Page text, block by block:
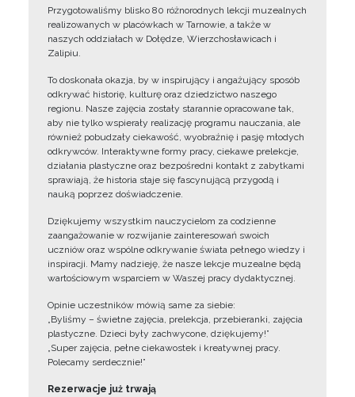
Przygotowaliśmy blisko 80 różnorodnych lekcji muzealnych
realizowanych w placówkach w Tarnowie, a także w
naszych oddziałach w Dołędze, Wierzchosławicach i
Zalipiu.
To doskonała okazja, by w inspirujący i angażujący sposób
odkrywać historię, kulturę oraz dziedzictwo naszego
regionu. Nasze zajęcia zostały starannie opracowane tak,
aby nie tylko wspierały realizację programu nauczania, ale
również pobudzały ciekawość, wyobraźnię i pasję młodych
odkrywców. Interaktywne formy pracy, ciekawe prelekcje,
działania plastyczne oraz bezpośredni kontakt z zabytkami
sprawiają, że historia staje się fascynującą przygodą i
nauką poprzez doświadczenie.
Dziękujemy wszystkim nauczycielom za codzienne
zaangażowanie w rozwijanie zainteresowań swoich
uczniów oraz wspólne odkrywanie świata pełnego wiedzy i
inspiracji. Mamy nadzieję, że nasze lekcje muzealne będą
wartościowym wsparciem w Waszej pracy dydaktycznej.
Opinie uczestników mówią same za siebie:
„Byliśmy – świetne zajęcia, prelekcja, przebieranki, zajęcia
plastyczne. Dzieci były zachwycone, dziękujemy!”
„Super zajęcia, pełne ciekawostek i kreatywnej pracy.
Polecamy serdecznie!”
Rezerwacje już trwają